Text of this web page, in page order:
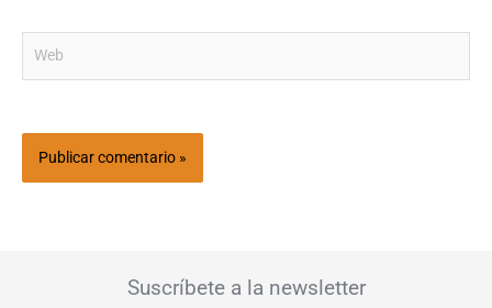
Suscríbete a la newsletter